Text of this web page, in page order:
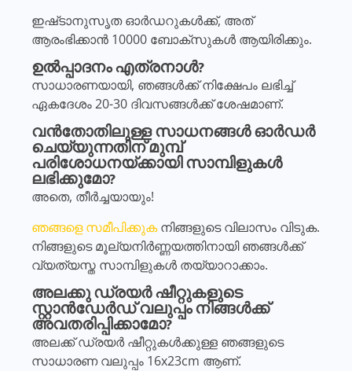
ഇഷ്‌ടാനുസൃത ഓർഡറുകൾക്ക്, അത്
ആരംഭിക്കാൻ 10000 ബോക്‌സുകൾ ആയിരിക്കും.
ഉൽപ്പാദനം എത്രനാൾ?
സാധാരണയായി, ഞങ്ങൾക്ക് നിക്ഷേപം ലഭിച്ച്
ഏകദേശം 20-30 ദിവസങ്ങൾക്ക് ശേഷമാണ്.
വൻതോതിലുള്ള സാധനങ്ങൾ ഓർഡർ
ചെയ്യുന്നതിന് മുമ്പ്
പരിശോധനയ്ക്കായി സാമ്പിളുകൾ
ലഭിക്കുമോ?
അതെ, തീർച്ചയായും!
ഞങ്ങളെ സമീപിക്കുകനിങ്ങളുടെ വിലാസം വിടുക.
നിങ്ങളുടെ മൂല്യനിർണ്ണയത്തിനായി ഞങ്ങൾക്ക്
വ്യത്യസ്ത സാമ്പിളുകൾ തയ്യാറാക്കാം.
അലക്കു ഡ്രയർ ഷീറ്റുകളുടെ
സ്റ്റാൻഡേർഡ് വലുപ്പം നിങ്ങൾക്ക്
അവതരിപ്പിക്കാമോ?
അലക്ക് ഡ്രയർ ഷീറ്റുകൾക്കുള്ള ഞങ്ങളുടെ
സാധാരണ വലുപ്പം 16x23cm ആണ്.